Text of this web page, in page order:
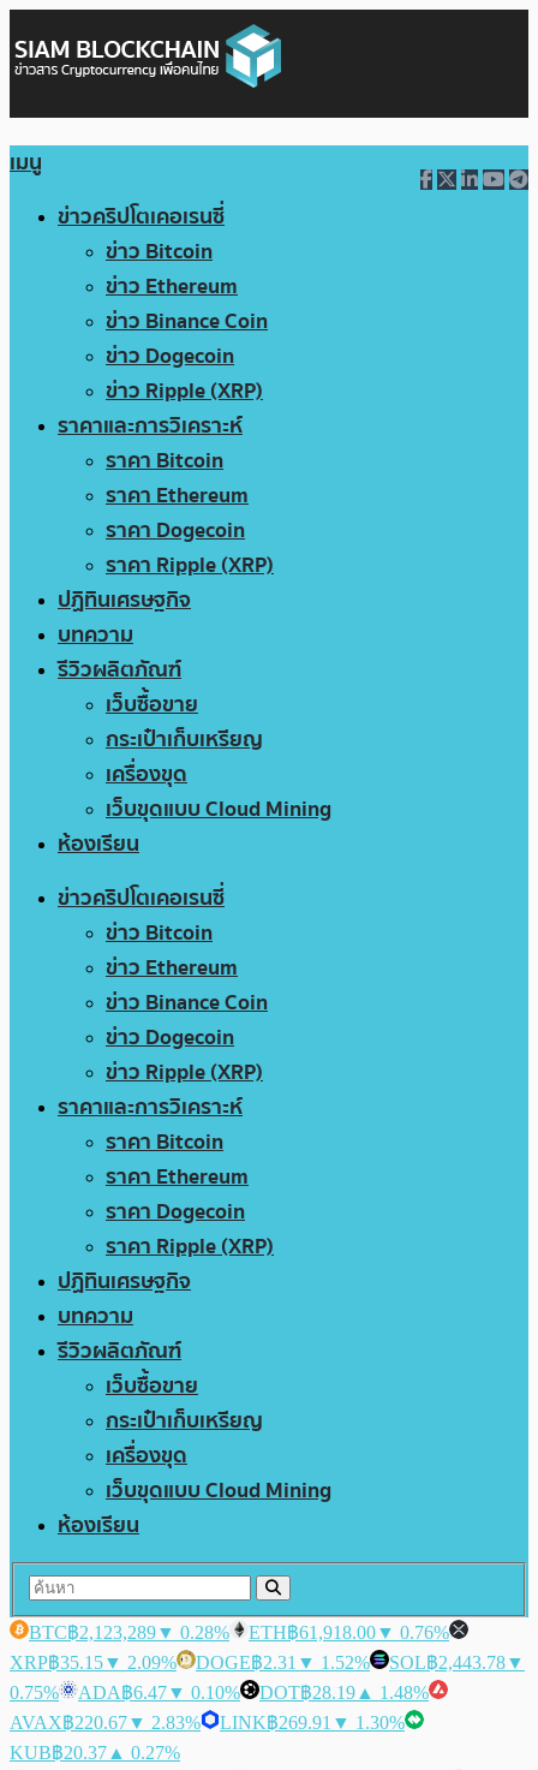
เมนู
ข่าวคริปโตเคอเรนซี่
ข่าว Bitcoin
ข่าว Ethereum
ข่าว Binance Coin
ข่าว Dogecoin
ข่าว Ripple (XRP)
ราคาและการวิเคราะห์
ราคา Bitcoin
ราคา Ethereum
ราคา Dogecoin
ราคา Ripple (XRP)
ปฏิทินเศรษฐกิจ
บทความ
รีวิวผลิตภัณฑ์
เว็บซื้อขาย
กระเป๋าเก็บเหรียญ
เครื่องขุด
เว็บขุดแบบ Cloud Mining
ห้องเรียน
ข่าวคริปโตเคอเรนซี่
ข่าว Bitcoin
ข่าว Ethereum
ข่าว Binance Coin
ข่าว Dogecoin
ข่าว Ripple (XRP)
ราคาและการวิเคราะห์
ราคา Bitcoin
ราคา Ethereum
ราคา Dogecoin
ราคา Ripple (XRP)
ปฏิทินเศรษฐกิจ
บทความ
รีวิวผลิตภัณฑ์
เว็บซื้อขาย
กระเป๋าเก็บเหรียญ
เครื่องขุด
เว็บขุดแบบ Cloud Mining
ห้องเรียน
BTC฿2,123,289▼ 0.28% ETH฿61,918.00▼ 0.76%
XRP฿35.15▼ 2.09% DOGE฿2.31 ▼ 1.52% SOL฿2,443.78▼
0.75%
ADA฿6.47▼ 0.10% DOT฿28.19 ▲ 1.48%
AVAX฿220.67▼ 2.83% LINK฿269.91 ▼ 1.30%
KUB฿20.37 ▲ 0.27%